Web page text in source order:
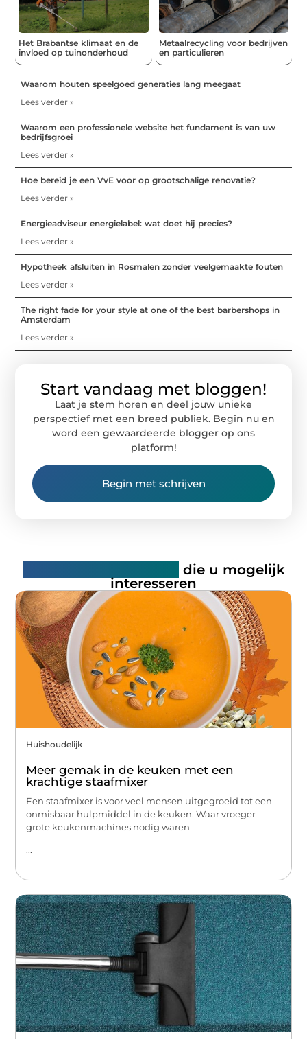
Het Brabantse klimaat en de
invloed op tuinonderhoud
Metaalrecycling voor bedrijven
en particulieren
Waarom houten speelgoed generaties lang meegaat
Lees verder »
Waarom een professionele website het fundament is van uw
bedrijfsgroei
Lees verder »
Hoe bereid je een VvE voor op grootschalige renovatie?
Lees verder »
Energieadviseur energielabel: wat doet hij precies?
Lees verder »
Hypotheek afsluiten in Rosmalen zonder veelgemaakte fouten
Lees verder »
The right fade for your style at one of the best barbershops in
Amsterdam
Lees verder »
Start vandaag met bloggen!
Laat je stem horen en deel jouw unieke
perspectief met een breed publiek. Begin nu en
word een gewaardeerde blogger op ons
platform!
Begin met schrijven
die u mogelijk
interesseren
Huishoudelijk
Meer gemak in de keuken met een
krachtige staafmixer
Een staafmixer is voor veel mensen uitgegroeid tot een
onmisbaar hulpmiddel in de keuken. Waar vroeger
grote keukenmachines nodig waren
...